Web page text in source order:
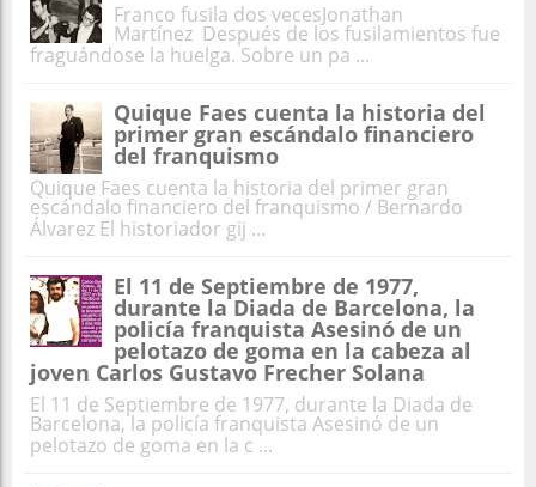
Franco fusila dos vecesJonathan
Martínez Después de los fusilamientos fue
fraguándose la huelga. Sobre un pa ...
Quique Faes cuenta la historia del
primer gran escándalo financiero
del franquismo
Quique Faes cuenta la historia del primer gran
escándalo financiero del franquismo / Bernardo
Álvarez El historiador gij ...
El 11 de Septiembre de 1977,
durante la Diada de Barcelona, la
policía franquista Asesinó de un
pelotazo de goma en la cabeza al
joven Carlos Gustavo Frecher Solana
El 11 de Septiembre de 1977, durante la Diada de
Barcelona, la policía franquista Asesinó de un
pelotazo de goma en la c ...